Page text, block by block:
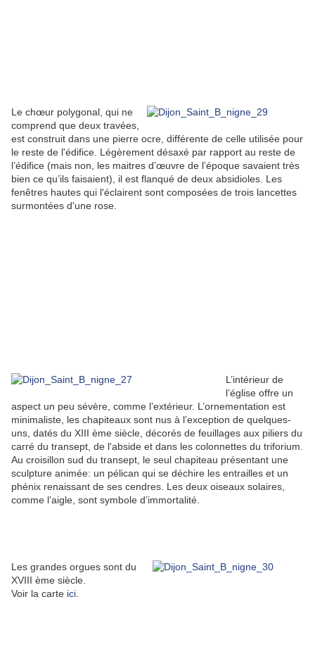
Le chœur polygonal, qui ne
comprend que deux travées,
est construit dans une pierre ocre, différente de celle utilisée pour
le reste de l'édifice. Légèrement désaxé par rapport au reste de
l’édifice (mais non, les maitres d’œuvre de l’époque savaient très
bien ce qu’ils faisaient), il est flanqué de deux absidioles. Les
fenêtres hautes qui l'éclairent sont composées de trois lancettes
surmontées d'une rose.
L’intérieur de
l’église offre un
aspect un peu sévère, comme l’extérieur. L’ornementation est
minimaliste, les chapiteaux sont nus à l’exception de quelques-
uns, datés du XIII ème siècle, décorés de feuillages aux piliers du
carré du transept, de l'abside et dans les colonnettes du triforium.
Au croisillon sud du transept, le seul chapiteau présentant une
sculpture animée: un pélican qui se déchire les entrailles et un
phénix renaissant de ses cendres. Les deux oiseaux solaires,
comme l’aigle, sont symbole d’immortalité.
Les grandes orgues sont du
XVIII ème siècle.
Voir la carte ici